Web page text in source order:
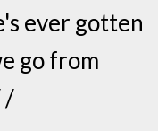
ever gotten
go from
/